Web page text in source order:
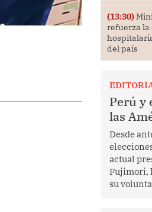
(13:30)
refuerza la
del país
Perú y
las
Desde
actual
Fujimori,
su